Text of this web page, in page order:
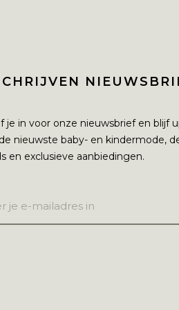
je in voor onze nieuwsbrief en blijf
nieuwste baby- en kindermode,
en exclusieve aanbiedingen.